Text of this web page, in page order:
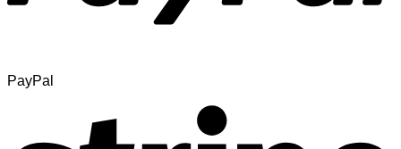
PayPal